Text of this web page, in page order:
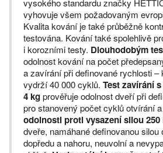
vysokého standardu značky
vyhovuje všem požadovaným
Kvalita kování je také průběžně
testována. Kování také spolehlivě
i korozními testy. Dlouhodobým
odolnost kování na počet
a zavírání při definované rychlosti –
vydrží 40 000 cyklů. Test zavírání
4 kgprověřuje odolnost dveří při
pro stanovený počet cyklů otvírání
odolnosti proti vysazení silou 250
dveře, namáhané definovanou
dopředu a nahoru, neuvolní a